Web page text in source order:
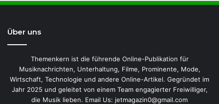
Über uns
Themenkern ist die führende Online-Publikation für
Musiknachrichten, Unterhaltung, Filme, Prominente, Mode,
Wirtschaft, Technologie und andere Online-Artikel. Gegründet im
Jahr 2025 und geleitet von einem Team engagierter Freiwilliger,
die Musik lieben. Email Us: jetmagazin0@gmail.com